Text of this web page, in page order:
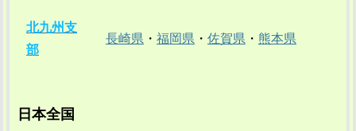
北九州支
部
長崎県 ・ 福岡県 ・ 佐賀県 ・ 熊本県
日本全国